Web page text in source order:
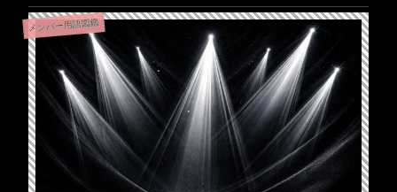
メンバー用語図鑑